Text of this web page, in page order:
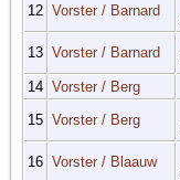
12 Vorster / Barnard
13 Vorster / Barnard
14 Vorster / Berg
15 Vorster / Berg
16 Vorster / Blaauw